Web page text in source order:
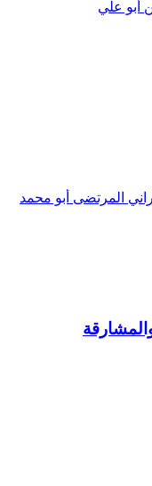
أبو علي
المرتضى أبو محمد